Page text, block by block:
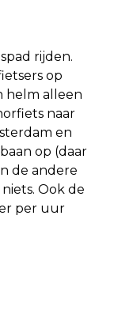
rijden.
op
helm alleen
naar
en
op (daar
de andere
Ook de
per uur